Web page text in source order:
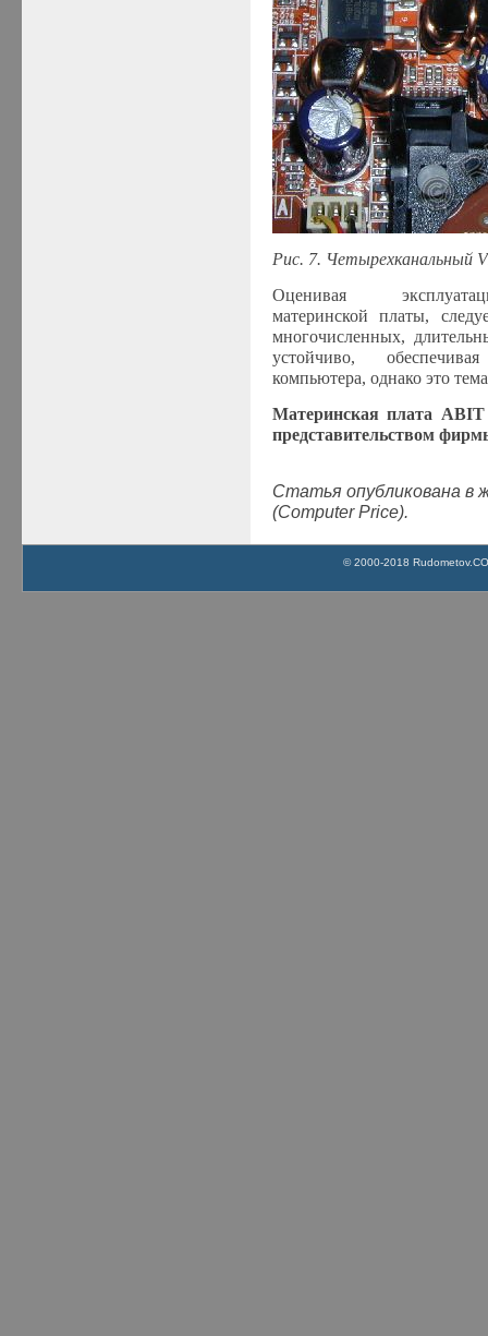
Рис. 7. Четырехканальный
Оценивая
материнской платы,
многочисленных,
устойчиво,
компьютера, однако это
Материнская плата
представительством
Статья опубликована в
(Computer Price).
© 2000-2018